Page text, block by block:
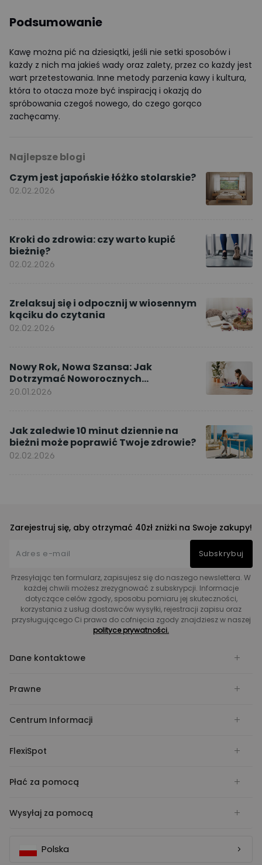
Podsumowanie
Kawę można pić na dziesiątki, jeśli nie setki sposobów i
każdy z nich ma jakieś wady oraz zalety, przez co każdy jest
wart przetestowania. Inne metody parzenia kawy i kultura,
która to otacza może być inspiracją i okazją do
spróbowania czegoś nowego, do czego gorąco
zachęcamy.
Najlepsze blogi
Czym jest japońskie łóżko stolarskie?
02.02.2026
Kroki do zdrowia: czy warto kupić
bieżnię?
02.02.2026
Zrelaksuj się i odpocznij w wiosennym
kąciku do czytania
02.02.2026
Nowy Rok, Nowa Szansa: Jak
Dotrzymać Noworocznych
Postanowień dzięki ćwiczeniom w
20.01.2026
Jak zaledwie 10 minut dziennie na
bieżni może poprawić Twoje zdrowie?
02.02.2026
Zarejestruj się, aby otrzymać 40zł zniżki na Swoje zakupy!
Subskrybuj
Przesyłając ten formularz, zapisujesz się do naszego newslettera. W
każdej chwili możesz zrezygnować z subskrypcji. Informacje
dotyczące celów zgody, sposobu pomiaru jej skuteczności,
korzystania z usług dostawców wysyłki, rejestracji zapisu oraz
przysługującego Ci prawa do cofnięcia zgody znajdziesz w naszej
polityce prywatności.
Dane kontaktowe
Prawne
Centrum Informacji
FlexiSpot
Płać za pomocą
Wysyłaj za pomocą
Polska